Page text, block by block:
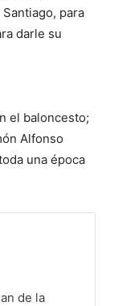
para
darle su
el baloncesto;
Alfonso
una época
de la